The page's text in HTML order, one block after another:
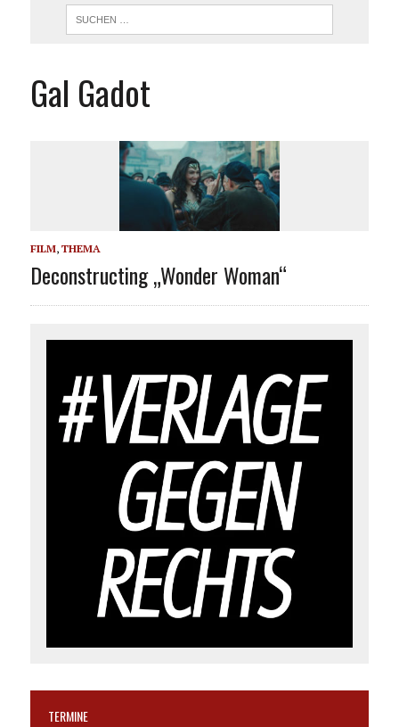
Gal Gadot
FILM, THEMA
Deconstructing „Wonder Woman“
TERMINE